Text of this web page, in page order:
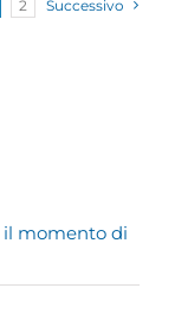
2 Successivo
il momento di